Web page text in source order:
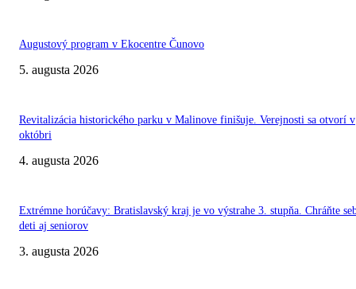
Augustový program v Ekocentre Čunovo
5. augusta 2026
Revitalizácia historického parku v Malinove finišuje. Verejnosti sa otvorí v
októbri
4. augusta 2026
Extrémne horúčavy: Bratislavský kraj je vo výstrahe 3. stupňa. Chráňte
deti aj seniorov
3. augusta 2026